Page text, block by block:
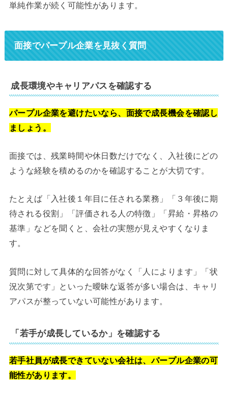
単純作業が続く可能性があります。
面接でパープル企業を見抜く質問
成長環境やキャリアパスを確認する
パープル企業を避けたいなら、面接で成長機会を確認し
ましょう。
面接では、残業時間や休日数だけでなく、入社後にどの
ような経験を積めるのかを確認することが大切です。
たとえば「入社後１年目に任される業務」「３年後に期
待される役割」「評価される人の特徴」「昇給・昇格の
基準」などを聞くと、会社の実態が見えやすくなりま
す。
質問に対して具体的な回答がなく「人によります」「状
況次第です」といった曖昧な返答が多い場合は、キャリ
アパスが整っていない可能性があります。
「若手が成長しているか」を確認する
若手社員が成長できていない会社は、パープル企業の可
能性があります。